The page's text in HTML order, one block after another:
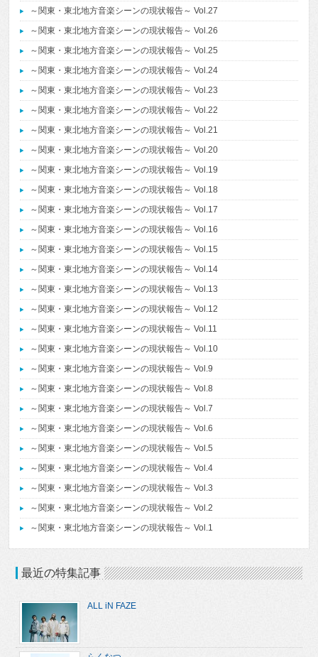
～関東・東北地方音楽シーンの現状報告～ Vol.27
～関東・東北地方音楽シーンの現状報告～ Vol.26
～関東・東北地方音楽シーンの現状報告～ Vol.25
～関東・東北地方音楽シーンの現状報告～ Vol.24
～関東・東北地方音楽シーンの現状報告～ Vol.23
～関東・東北地方音楽シーンの現状報告～ Vol.22
～関東・東北地方音楽シーンの現状報告～ Vol.21
～関東・東北地方音楽シーンの現状報告～ Vol.20
～関東・東北地方音楽シーンの現状報告～ Vol.19
～関東・東北地方音楽シーンの現状報告～ Vol.18
～関東・東北地方音楽シーンの現状報告～ Vol.17
～関東・東北地方音楽シーンの現状報告～ Vol.16
～関東・東北地方音楽シーンの現状報告～ Vol.15
～関東・東北地方音楽シーンの現状報告～ Vol.14
～関東・東北地方音楽シーンの現状報告～ Vol.13
～関東・東北地方音楽シーンの現状報告～ Vol.12
～関東・東北地方音楽シーンの現状報告～ Vol.11
～関東・東北地方音楽シーンの現状報告～ Vol.10
～関東・東北地方音楽シーンの現状報告～ Vol.9
～関東・東北地方音楽シーンの現状報告～ Vol.8
～関東・東北地方音楽シーンの現状報告～ Vol.7
～関東・東北地方音楽シーンの現状報告～ Vol.6
～関東・東北地方音楽シーンの現状報告～ Vol.5
～関東・東北地方音楽シーンの現状報告～ Vol.4
～関東・東北地方音楽シーンの現状報告～ Vol.3
～関東・東北地方音楽シーンの現状報告～ Vol.2
～関東・東北地方音楽シーンの現状報告～ Vol.1
最近の特集記事
ALL iN FAZE